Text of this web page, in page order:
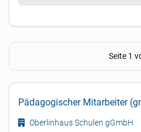
Seite 1
Pädagogischer Mitarbeiter
Oberlinhaus Schulen gGmbH